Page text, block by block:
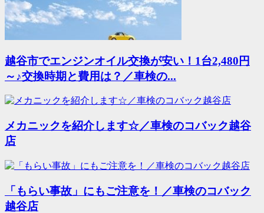
越谷市でエンジンオイル交換が安い！1台2,480円
～♪交換時期と費用は？／車検の...
メカニックを紹介します☆／車検のコバック越谷
店
「もらい事故」にもご注意を！／車検のコバック
越谷店